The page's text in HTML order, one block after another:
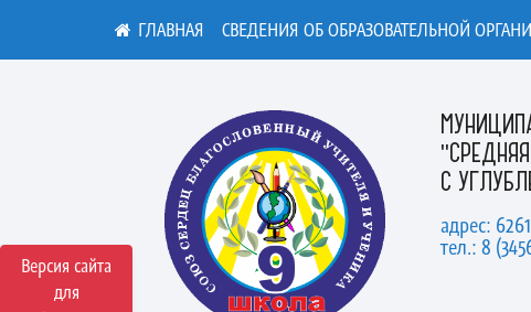
Версия сайта
для
С
адрес:
тел.: 8
СВЕДЕНИЯ ОБ ОБРАЗОВАТЕЛЬНОЙ